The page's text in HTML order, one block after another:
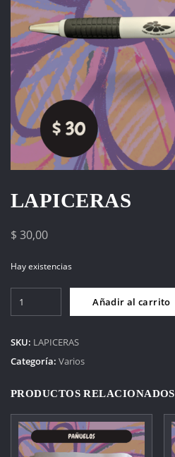
LAPICERAS
$ 30,00
Hay existencias
Añadir al carrito
SKU: LAPICERAS
Categoría: Varios
PRODUCTOS RELACIONADOS